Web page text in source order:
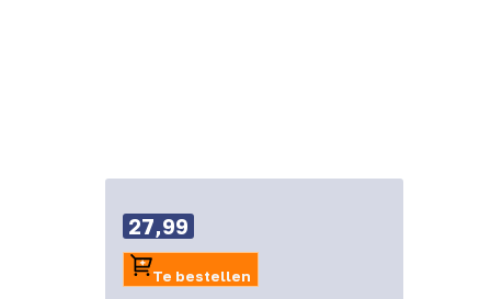
27,99
Te bestellen